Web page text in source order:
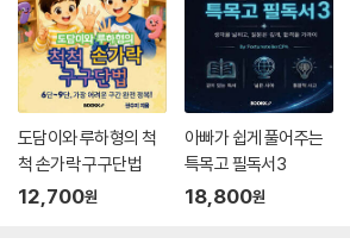
도담이와 루하형의 척
척 손가락 구구단법
12,700원
아빠가 쉽게 풀어주는
특목고 필독서3
18,800원